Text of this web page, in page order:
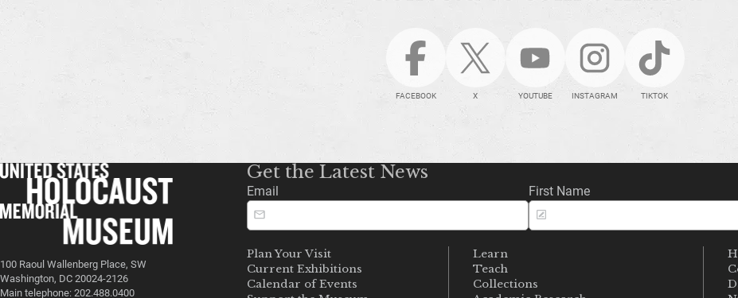
FACEBOOK X YOUTUBE INSTAGRAM TIKTOK
100 Raoul Wallenberg Place, SW
Washington, DC 20024-2126
Main telephone: 202.488.0400
Get the Latest News
Email First Name
Plan Your Visit
Current Exhibitions
Calendar of Events
Learn
Teach
Collections